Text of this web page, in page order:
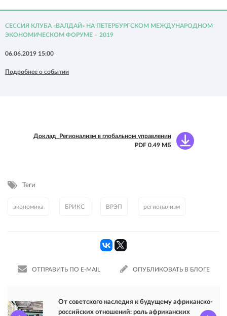
СЕССИЯ КЛУБА «ВАЛДАЙ» НА ПЕТЕРБУРГСКОМ МЕЖДУНАРОДНОМ
ЭКОНОМИЧЕСКОМ ФОРУМЕ – 2019
06.06.2019 15:00
Подробнее о событии
Доклад_Регионализм в глобальном управлении
PDF 0.49 МБ
Теги
экономика БРИКС ВРЭП регионализм
ОТПРАВИТЬ ПО E-MAIL ОПУБЛИКОВАТЬ В БЛОГЕ
От советского наследия к будущему африканско-
российских отношений: роль африканских